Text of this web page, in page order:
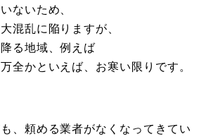
ないため、
混乱に陥りますが、
る地域、例えば
全かといえば、お寒い限りです。
、頼める業者がなくなってきてい